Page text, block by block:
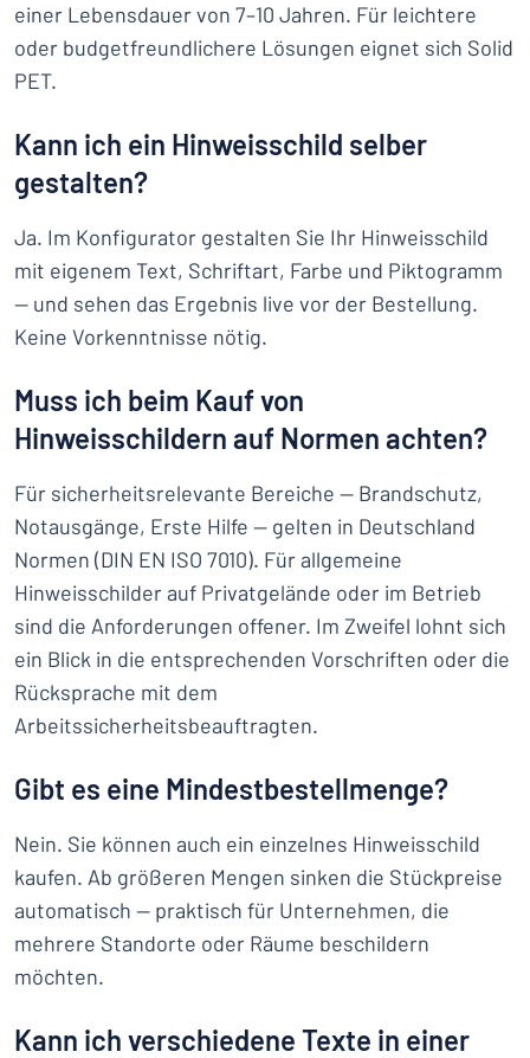
einer Lebensdauer von 7–10 Jahren. Für leichtere
oder budgetfreundlichere Lösungen eignet sich Solid
PET.
Kann ich ein Hinweisschild selber
gestalten?
Ja. Im Konfigurator gestalten Sie Ihr Hinweisschild
mit eigenem Text, Schriftart, Farbe und Piktogramm
— und sehen das Ergebnis live vor der Bestellung.
Keine Vorkenntnisse nötig.
Muss ich beim Kauf von
Hinweisschildern auf Normen achten?
Für sicherheitsrelevante Bereiche — Brandschutz,
Notausgänge, Erste Hilfe — gelten in Deutschland
Normen (DIN EN ISO 7010). Für allgemeine
Hinweisschilder auf Privatgelände oder im Betrieb
sind die Anforderungen offener. Im Zweifel lohnt sich
ein Blick in die entsprechenden Vorschriften oder die
Rücksprache mit dem
Arbeitssicherheitsbeauftragten.
Gibt es eine Mindestbestellmenge?
Nein. Sie können auch ein einzelnes Hinweisschild
kaufen. Ab größeren Mengen sinken die Stückpreise
automatisch — praktisch für Unternehmen, die
mehrere Standorte oder Räume beschildern
möchten.
Kann ich verschiedene Texte in einer